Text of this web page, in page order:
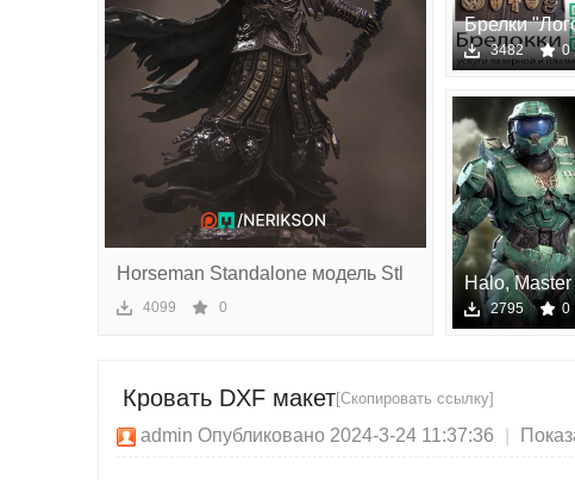
ор
чес
Horseman Standalone модель Stl
д
4099 0
Брелки
авто3482 0
Halo,
- STL
2795 0
Кровать DXF макет[Скопировать ссылку]
admin Опубликовано 2024-3-24 11:37:36